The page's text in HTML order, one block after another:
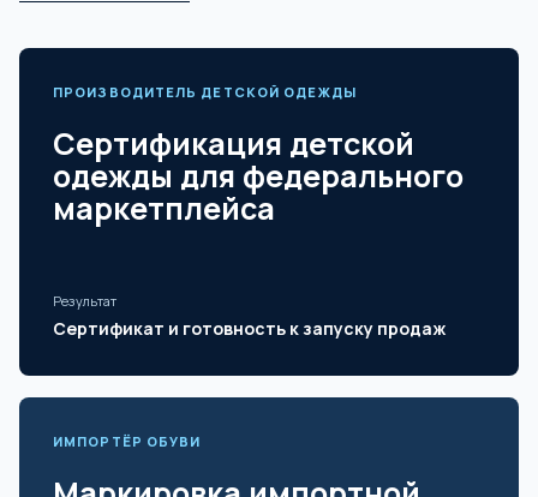
ПРОИЗВОДИТЕЛЬ ДЕТСКОЙ ОДЕЖДЫ
Сертификация детской
одежды для федерального
маркетплейса
Результат
Сертификат и готовность к запуску продаж
ИМПОРТЁР ОБУВИ